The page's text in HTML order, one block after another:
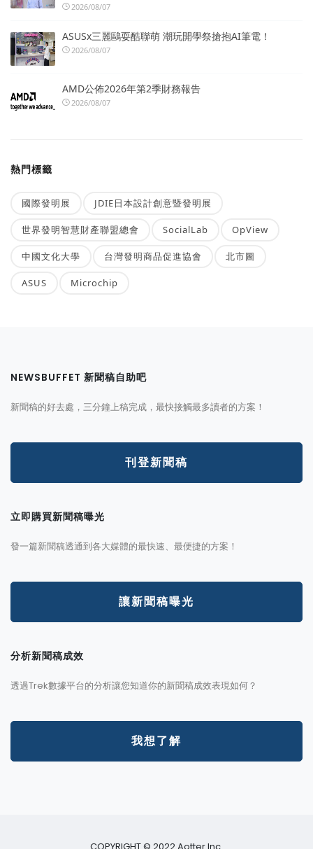
2026/08/07
ASUSx三麗鷗耍酷聯萌 潮玩開學祭搶抱AI筆電！
2026/08/07
AMD公佈2026年第2季財務報告
2026/08/07
熱門標籤
國際發明展 JDIE日本設計創意暨發明展
世界發明智慧財產聯盟總會 SocialLab OpView
中國文化大學 台灣發明商品促進協會 北市圖
ASUS Microchip
NEWSBUFFET 新聞稿自助吧
新聞稿的好去處，三分鐘上稿完成，最快接觸最多讀者的方案！
刊登新聞稿
立即購買新聞稿曝光
發一篇新聞稿透通到各大媒體的最快速、最便捷的方案！
讓新聞稿曝光
分析新聞稿成效
透過Trek數據平台的分析讓您知道你的新聞稿成效表現如何？
我想了解